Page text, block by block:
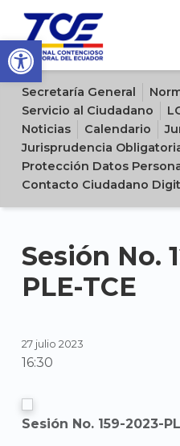
Open toolbar
Sitio oficial del Tribunal Contencioso Electoral del Ecuador
Secretaría General
Servicio al Ciudadano
Noticias
Calendario
Jurisprudencia
Protección Datos
Contacto Ciudadano
Sesión No.
PLE-TCE
27 julio 2023
16:30
Sesión No. 159-2023-